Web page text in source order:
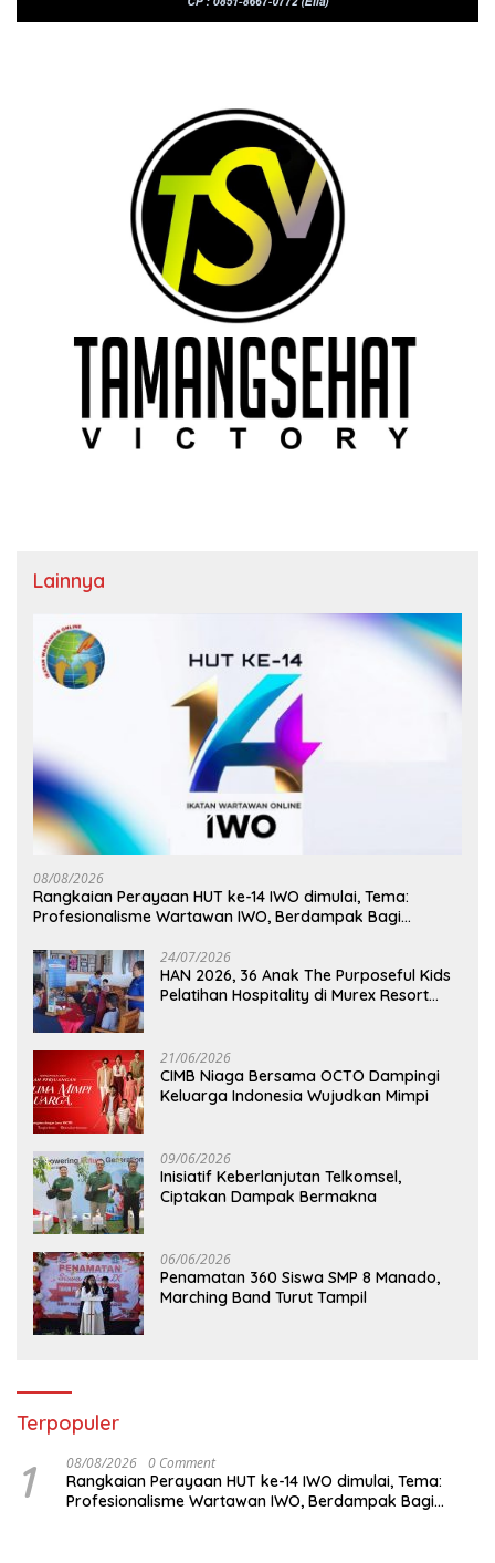
Lainnya
08/08/2026
Rangkaian Perayaan HUT ke-14 IWO dimulai, Tema:
Profesionalisme Wartawan IWO, Berdampak Bagi
24/07/2026
HAN 2026, 36 Anak The Purposeful Kids
Pelatihan Hospitality di Murex Resort
21/06/2026
CIMB Niaga Bersama OCTO Dampingi
Keluarga Indonesia Wujudkan Mimpi
09/06/2026
Inisiatif Keberlanjutan Telkomsel,
Ciptakan Dampak Bermakna
06/06/2026
Penamatan 360 Siswa SMP 8 Manado,
Marching Band Turut Tampil
Terpopuler
1 08/08/2026 0 Comment
Rangkaian Perayaan HUT ke-14 IWO dimulai, Tema:
Profesionalisme Wartawan IWO, Berdampak Bagi